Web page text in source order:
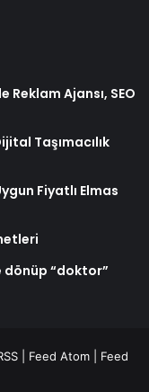
Ajansı, SEO
Taşımacılık
Fiyatlı Elmas
dönüp “doktor”
Feed Atom
Feed